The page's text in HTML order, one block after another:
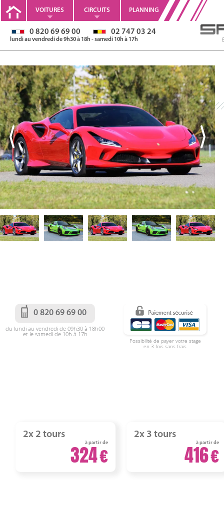
VOITURES CIRCUITS PLANNING
0 820 69 69 00 02 747 03 24
lundi au vendredi de 9h30 à 18h - samedi 10h à 17h
0 820 69 69 00
du lundi au vendredi de 09h30 à 18h00
et le samedi de 10h à 17h
Possibilité de payer votre stage
en 3 fois sans frais
2x 2 tours
à partir de
324
2x 3 tours
à partir de
416